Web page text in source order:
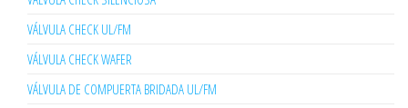
VÁLVULA CHECK UL/FM
VÁLVULA CHECK WAFER
VÁLVULA DE COMPUERTA BRIDADA UL/FM